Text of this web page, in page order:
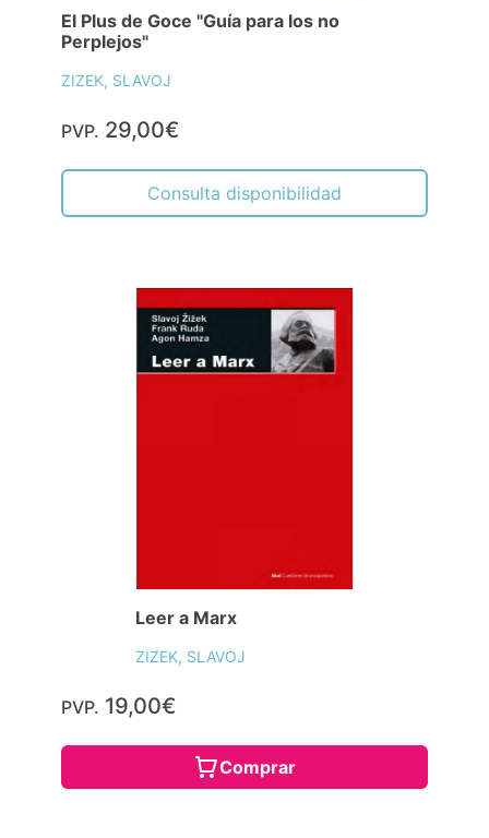
El Plus de Goce "Guía para los no
Perplejos"
ZIZEK, SLAVOJ
PVP. 29,00€
Consulta disponibilidad
Leer a Marx
ZIZEK, SLAVOJ
PVP. 19,00€
Comprar